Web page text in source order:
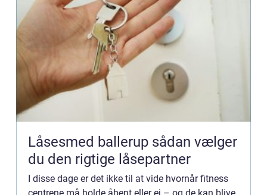
Låsesmed ballerup sådan vælger
du den rigtige låsepartner
I disse dage er det ikke til at vide hvornår fitness
centrene må holde åbent eller ej – og de kan blive